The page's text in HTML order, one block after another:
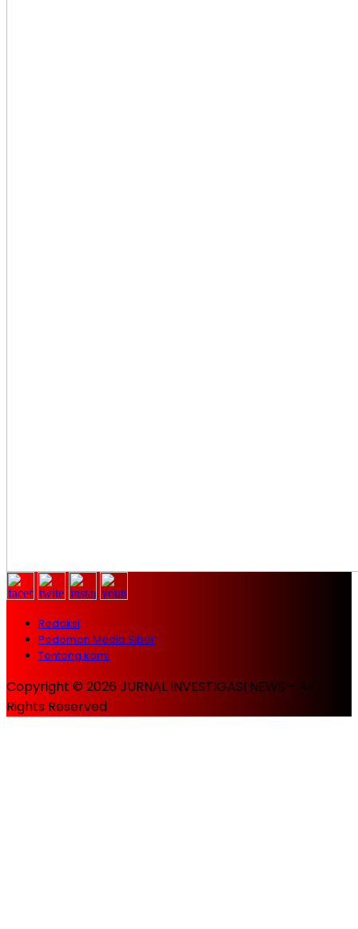
Redaksi
Pedoman Media Siber
Tentang kami
Copyright © 2026 JURNAL INVESTIGASI NEWS - All
Rights Reserved